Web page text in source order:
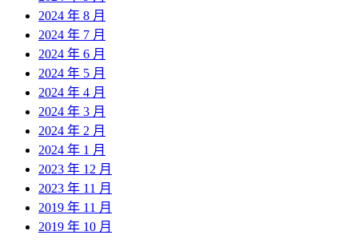
2024 年 8 月
2024 年 7 月
2024 年 6 月
2024 年 5 月
2024 年 4 月
2024 年 3 月
2024 年 2 月
2024 年 1 月
2023 年 12 月
2023 年 11 月
2019 年 11 月
2019 年 10 月